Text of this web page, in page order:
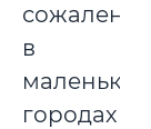
сожалению,
в
маленьких
городах